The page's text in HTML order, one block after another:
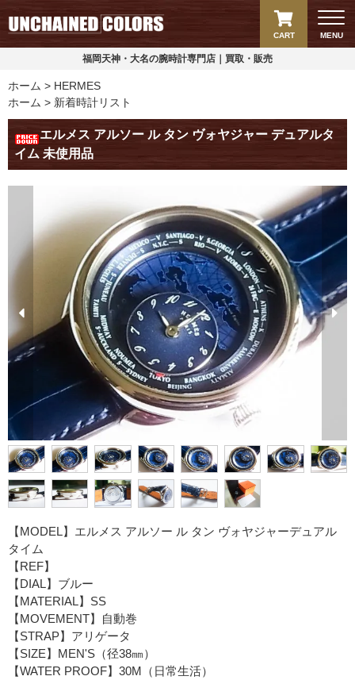
MENU
CART
福岡天神・大名の腕時計専門店｜買取・販売
ホーム
HERMES
ホーム
新着時計リスト
エルメス アルソー ル タン ヴォヤジャー デュアルタ
イム 未使用品
【MODEL】エルメス アルソー ル タン ヴォヤジャーデュアル
タイム
【REF】
【DIAL】ブルー
【MATERIAL】SS
【MOVEMENT】自動巻
【STRAP】アリゲータ
【SIZE】MEN'S（径38㎜）
【WATER PROOF】30M（日常生活）